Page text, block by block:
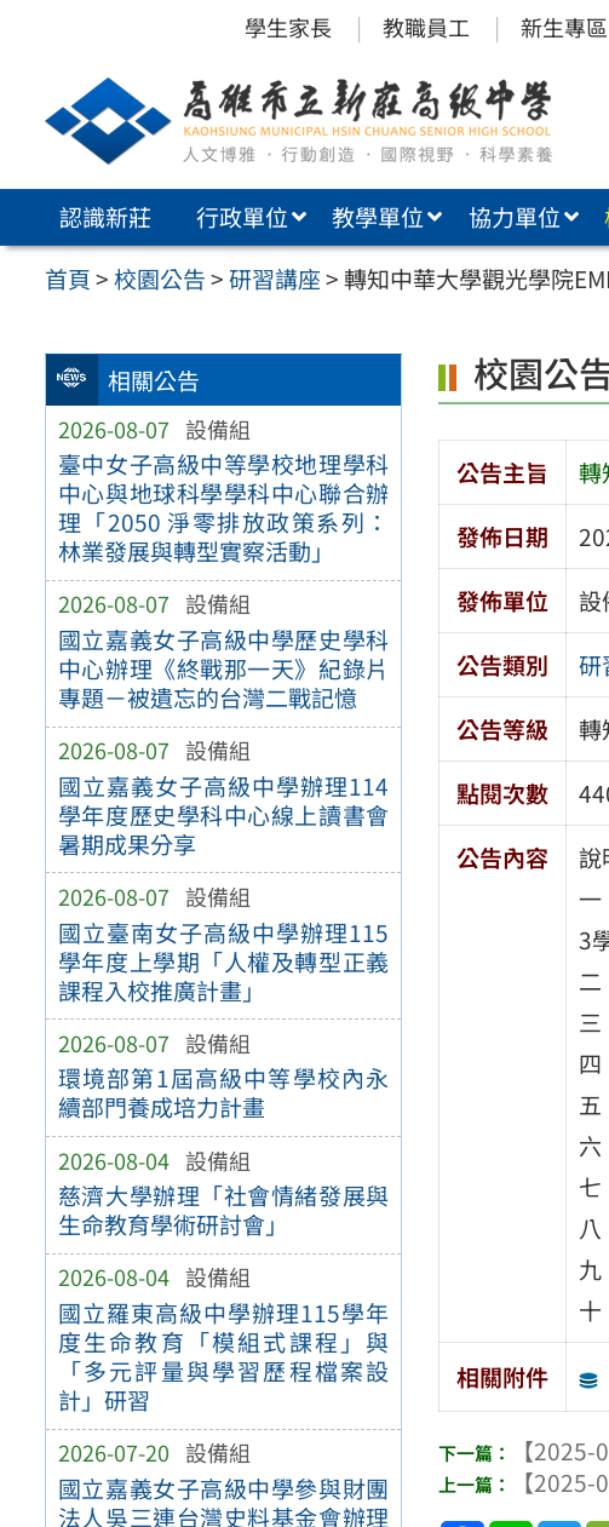
內
學生家長 教職員工 新生專區
認識新莊 行政單位 教學單位 協力單位
首頁>校園公告>研習講座>轉知中華大學觀光學院
相關公告
2026-08-07 設備組
臺中女子高級中等學校地理學科
中心與地球科學學科中心聯合辦
理「2050 淨零排放政策系列：
林業發展與轉型實察活動」
2026-08-07 設備組
國立嘉義女子高級中學歷史學科
中心辦理《終戰那一天》紀錄片
專題－被遺忘的台灣二戰記憶
2026-08-07 設備組
國立嘉義女子高級中學辦理114
學年度歷史學科中心線上讀書會
暑期成果分享
2026-08-07 設備組
國立臺南女子高級中學辦理115
學年度上學期「人權及轉型正義
課程入校推廣計畫」
2026-08-07 設備組
環境部第1屆高級中等學校內永
續部門養成培力計畫
2026-08-04 設備組
慈濟大學辦理「社會情緒發展與
生命教育學術研討會」
2026-08-04 設備組
國立羅東高級中學辦理115學年
度生命教育「模組式課程」與
「多元評量與學習歷程檔案設
計」研習
2026-07-20 設備組
國立嘉義女子高級中學參與財團
法人吳三連台灣史料基金會辦理
校園公
公告主旨
轉
發佈日期
發佈單位
設
公告類別
研
公告等級
轉
點閱次數
公告內容
說
一
3
二
三
六
七
十
相關附件
【
【